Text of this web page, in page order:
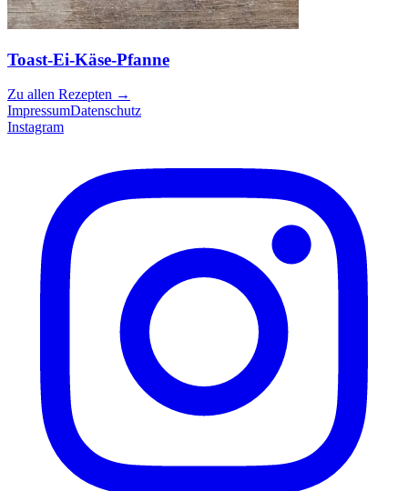
Toast-Ei-Käse-Pfanne
Zu allen Rezepten →
ImpressumDatenschutz
Instagram